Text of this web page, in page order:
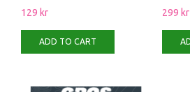
129 kr
ADD TO CART
299 kr